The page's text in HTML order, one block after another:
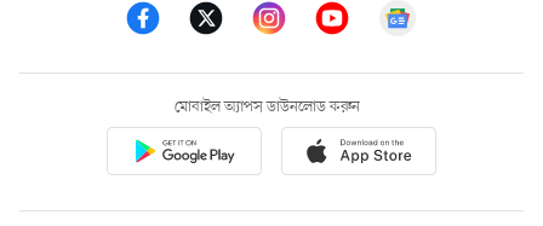
মোবাইল অ্যাপস ডাউনলোড করুন